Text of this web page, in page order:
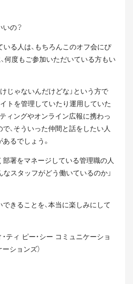
の？
る人は、もちろんこのオフ会にぴ
何度もご参加いただいている方もい
じゃないんだけどな」という方で
トを管理していたり運用していた
ィングやオンライン広報に携わっ
、そういった仲間と話をしたい人
るでしょう。
署をマネージしている管理職の人
なスタッフがどう働いているのか」
きることを、本当に楽しみにして
・ティ ピー・シー コミュニケーショ
ションズ）